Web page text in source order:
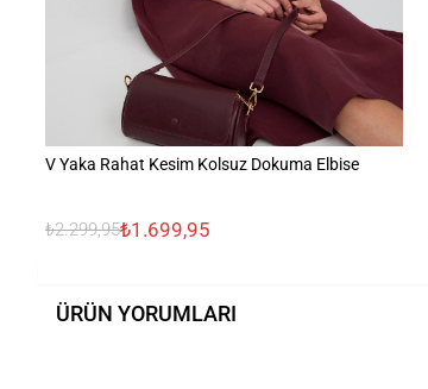
V Yaka Rahat Kesim Kolsuz Dokuma Elbise
₺2.299,95₺1.699,95
ÜRÜN YORUMLARI